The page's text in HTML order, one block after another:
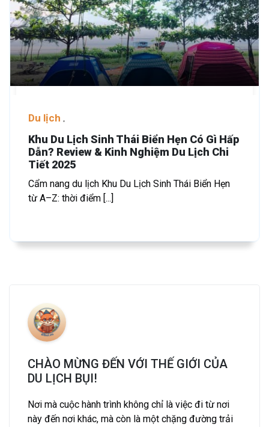
Du lịch
Khu Du Lịch Sinh Thái Biển Hẹn Có Gì Hấp
Dẫn? Review & Kinh Nghiệm Du Lịch Chi
Tiết 2025
Cẩm nang du lịch Khu Du Lịch Sinh Thái Biển Hẹn
từ A–Z: thời điểm [...]
CHÀO MỪNG ĐẾN VỚI THẾ GIỚI CỦA
DU LỊCH BỤI!
Nơi mà cuộc hành trình không chỉ là việc đi từ nơi
này đến nơi khác, mà còn là một chặng đường trải